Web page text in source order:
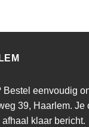
Bestel eenvoudig
39, Haarlem. Je
klaar bericht.